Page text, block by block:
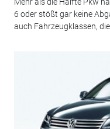
6 oder stößt gar keine
auch Fahrzeugklassen,